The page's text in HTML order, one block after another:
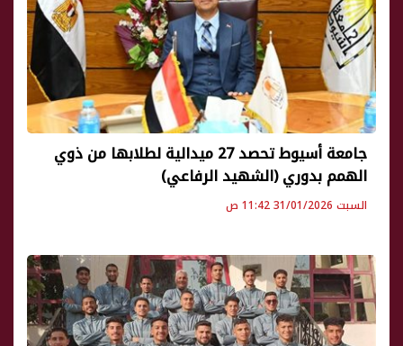
جامعة أسيوط تحصد 27 ميدالية لطلابها من ذوي
الهمم بدوري (الشهيد الرفاعي)
السبت 31/01/2026 11:42 ص